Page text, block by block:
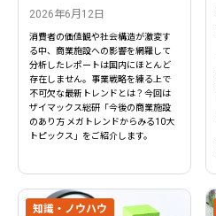
2026年6月12日
消費者の価値観や社会構造が激変す
る中、商業施設への影響を網羅して
分析したレポートは国内にほとんど
存在しません。事業戦略を練る上で
不可欠な最新トレンドとは？今回は
ザイマックス総研「今後の商業施設
のあり方 メガトレンドからみる10大
トピックス」をご紹介します。
知識・ノウハウ